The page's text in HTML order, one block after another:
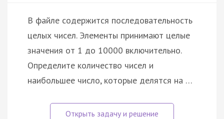
В файле содержится последовательность
целых чисел. Элементы принимают целые
значения от 1 до 10000 включительно.
Определите количество чисел и
наибольшее число, которые делятся на …